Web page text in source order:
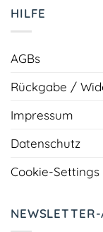
HILFE
AGBs
Rückgabe /
Impressum
Datenschutz
Cookie-Settings